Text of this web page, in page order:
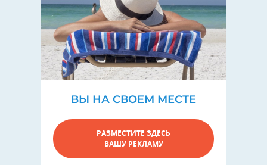
ВЫ НА СВОЕМ МЕСТЕ
РАЗМЕСТИТЕ ЗДЕСЬ
ВАШУ РЕКЛАМУ